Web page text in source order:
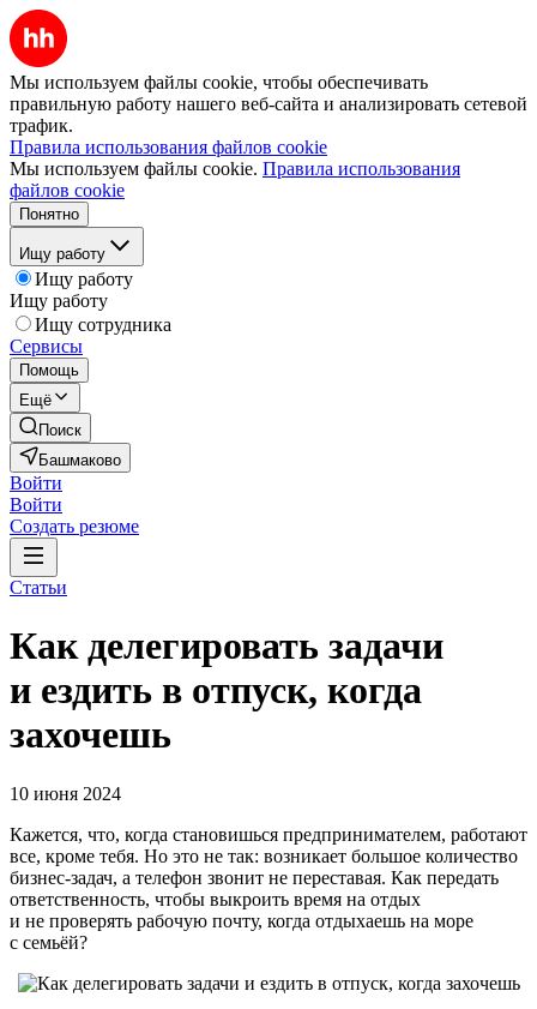
Мы используем файлы cookie, чтобы обеспечивать
правильную работу нашего веб-сайта и анализировать сетевой
трафик.
Правила использования файлов cookie
Мы используем файлы cookie. Правила использования
файлов cookie
Понятно
Ищу работу
Ищу работу
Ищу работу
Ищу сотрудника
Сервисы
Помощь
Ещё
Поиск
Башмаково
Войти
Войти
Создать резюме
Статьи
Как делегировать задачи
и ездить в отпуск, когда
захочешь
10 июня 2024
Кажется, что, когда становишься предпринимателем, работают
все, кроме тебя. Но это не так: возникает большое количество
бизнес-задач, а телефон звонит не переставая. Как передать
ответственность, чтобы выкроить время на отдых
и не проверять рабочую почту, когда отдыхаешь на море
с семьёй?